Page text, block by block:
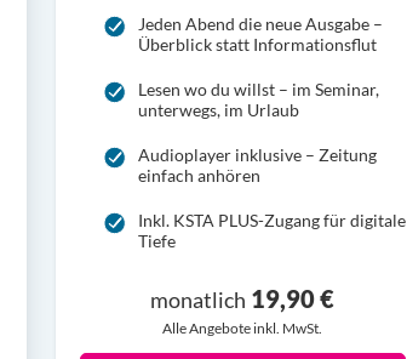
Jeden Abend die neue Ausgabe –
Überblick statt Informationsflut
Lesen wo du willst – im Seminar,
unterwegs, im Urlaub
Audioplayer inklusive – Zeitung
einfach anhören
Inkl. KSTA PLUS-Zugang für digitale
Tiefe
monatlich 19,90 €
Alle Angebote inkl. MwSt.